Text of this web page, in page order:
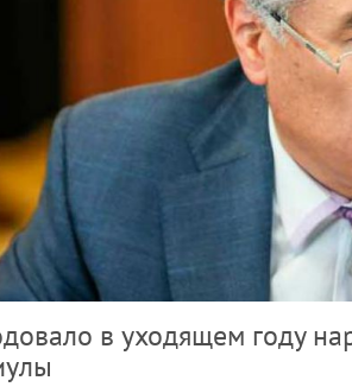
в уходящем году